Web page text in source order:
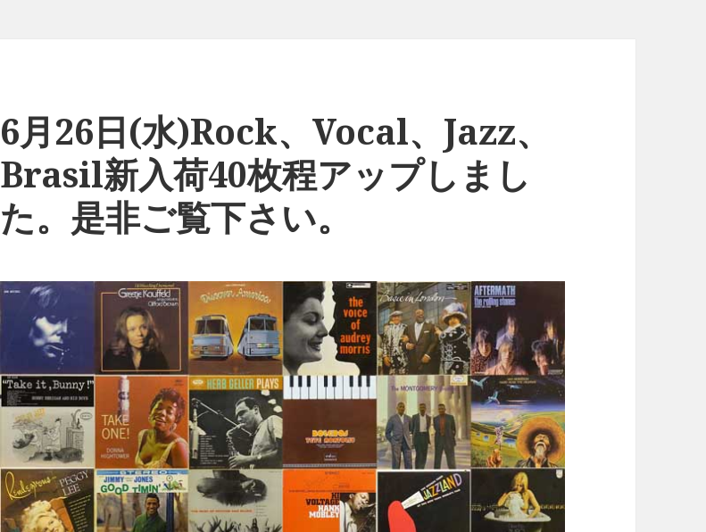
6月26日(水)Rock、Vocal、Jazz、
Brasil新入荷40枚程アップしまし
た。是非ご覧下さい。